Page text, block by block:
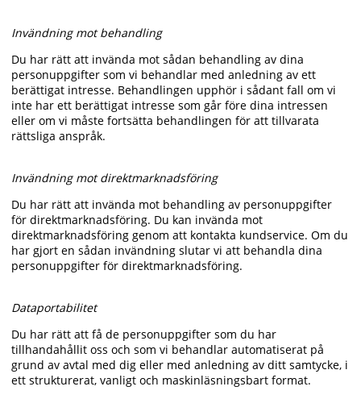
Invändning mot behandling
Du har rätt att invända mot sådan behandling av dina
personuppgifter som vi behandlar med anledning av ett
berättigat intresse. Behandlingen upphör i sådant fall om vi
inte har ett berättigat intresse som går före dina intressen
eller om vi måste fortsätta behandlingen för att tillvarata
rättsliga anspråk.
Invändning mot direktmarknadsföring
Du har rätt att invända mot behandling av personuppgifter
för direktmarknadsföring. Du kan invända mot
direktmarknadsföring genom att kontakta kundservice. Om du
har gjort en sådan invändning slutar vi att behandla dina
personuppgifter för direktmarknadsföring.
Dataportabilitet
Du har rätt att få de personuppgifter som du har
tillhandahållit oss och som vi behandlar automatiserat på
grund av avtal med dig eller med anledning av ditt samtycke, i
ett strukturerat, vanligt och maskinläsningsbart format.